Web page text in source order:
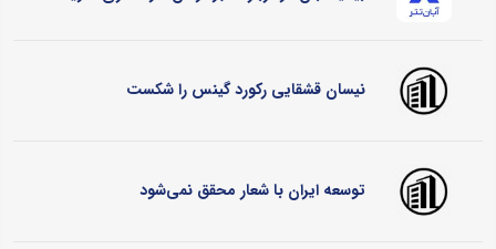
نیسان قشقایی رکورد گینس را شکست
توسعه ایران با شعار محقق نمی‌شود